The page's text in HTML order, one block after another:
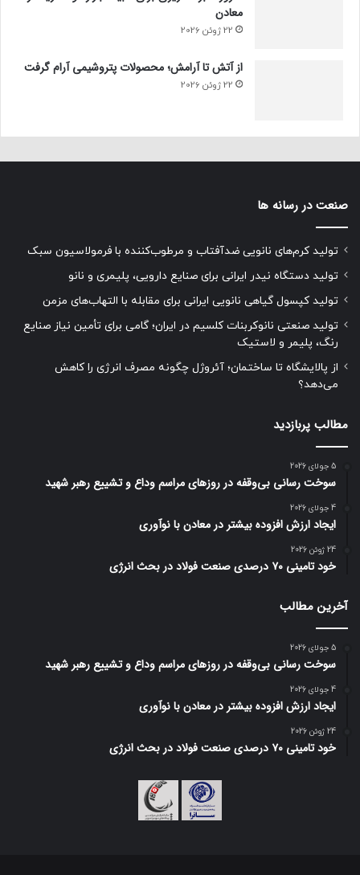
معادن
22 ژوئن 2026
از آتش تا آرامش؛ محصولات پتروشیمی آرام گرفت
22 ژوئن 2026
صنعت در رسانه ها
تولید کرم‌های نانویی ضدآفتاب و مرطوب‌کننده با فرمولاسیون سبک
تولید دستگاه نیدر ایرانی برای صنایع دارویی، پلیمری و نانو
تولید کپسول گیاهی نانویی ایرانی برای مقابله با التهاب‌های مزمن
تولید صنعتی نانوکربنات کلسیم در ایران؛ گامی برای تأمین نیاز صنایع
رنگ، پلیمر و لاستیک
از پالایشگاه تا ساختمان؛ آئروژل چگونه مصرف انرژی را کاهش
می‌دهد؟
مطالب پربازدید
5 جولای 2026
سوخت رسانی بی‌وقفه در روز‌های مراسم وداع و تشییع رهبر شهید
4 جولای 2026
ایجاد ارزش افزوده بیشتر در معادن با نوآوری
24 ژوئن 2026
خود تامینی ۷۰ درصدی صنعت فولاد در بحث انرژی
آخرین مطالب
5 جولای 2026
سوخت رسانی بی‌وقفه در روز‌های مراسم وداع و تشییع رهبر شهید
4 جولای 2026
ایجاد ارزش افزوده بیشتر در معادن با نوآوری
24 ژوئن 2026
خود تامینی ۷۰ درصدی صنعت فولاد در بحث انرژی